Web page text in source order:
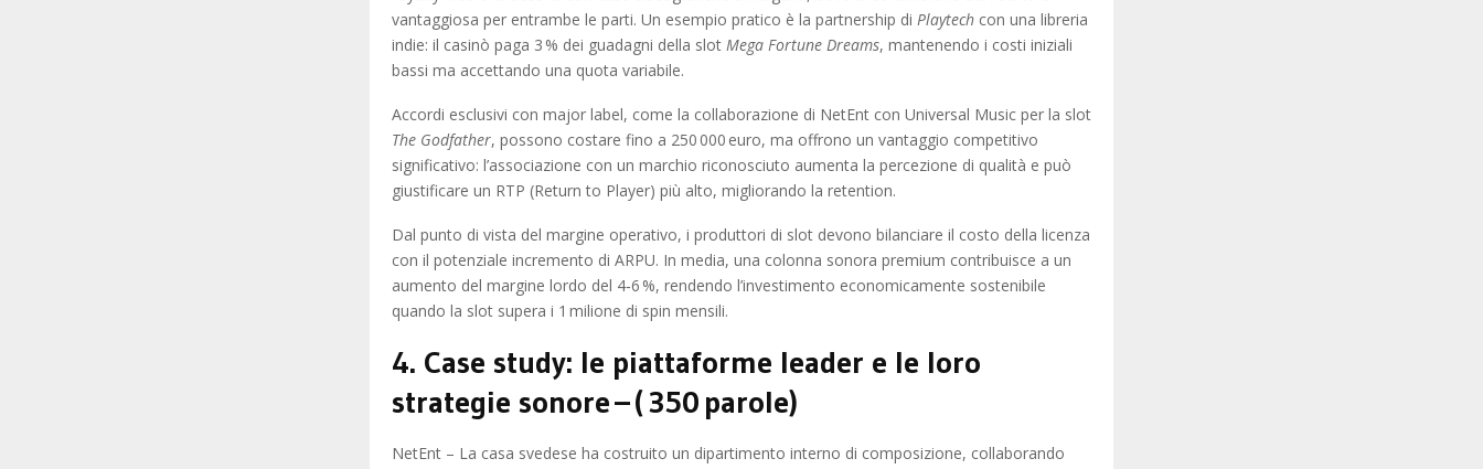
vantaggiosa per entrambe le parti. Un esempio pratico è la partnership di Playtech con una libreria
indie: il casinò paga 3 % dei guadagni della slot Mega Fortune Dreams, mantenendo i costi iniziali
bassi ma accettando una quota variabile.
Accordi esclusivi con major label, come la collaborazione di NetEnt con Universal Music per la slot
The Godfather, possono costare fino a 250 000 euro, ma offrono un vantaggio competitivo
significativo: l’associazione con un marchio riconosciuto aumenta la percezione di qualità e può
giustificare un RTP (Return to Player) più alto, migliorando la retention.
Dal punto di vista del margine operativo, i produttori di slot devono bilanciare il costo della licenza
con il potenziale incremento di ARPU. In media, una colonna sonora premium contribuisce a un
aumento del margine lordo del 4‑6 %, rendendo l’investimento economicamente sostenibile
quando la slot supera i 1 milione di spin mensili.
4. Case study: le piattaforme leader e le loro
strategie sonore – ( 350 parole)
NetEnt – La casa svedese ha costruito un dipartimento interno di composizione, collaborando